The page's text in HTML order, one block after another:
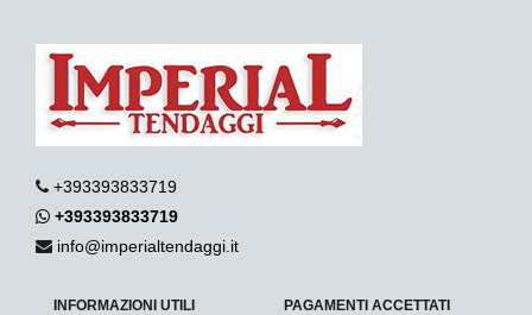
+393393833719
+393393833719
info@imperialtendaggi.it
INFORMAZIONI UTILI PAGAMENTI ACCETTATI